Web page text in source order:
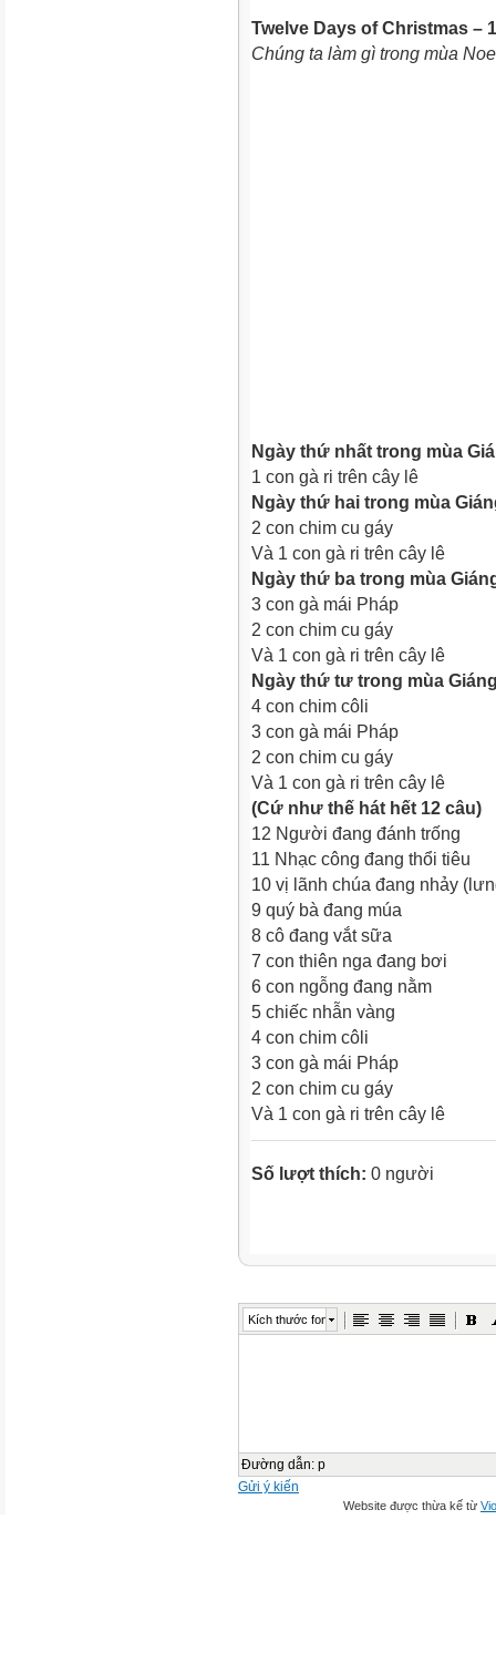
Twelve Days of Christmas –
Chúng ta làm gì trong mùa
Ngày thứ nhất trong mùa
1 con gà ri trên cây lê
Ngày thứ hai trong mùa
2 con chim cu gáy
Và 1 con gà ri trên cây lê
Ngày thứ ba trong mùa
3 con gà mái Pháp
2 con chim cu gáy
Và 1 con gà ri trên cây lê
Ngày thứ tư trong mùa
4 con chim côli
3 con gà mái Pháp
2 con chim cu gáy
Và 1 con gà ri trên cây lê
(Cứ như thế hát hết 12 câu)
12 Người đang đánh trống
11 Nhạc công đang thổi tiêu
10 vị lãnh chúa đang nhảy
9 quý bà đang múa
8 cô đang vắt sữa
7 con thiên nga đang bơi
6 con ngỗng đang nằm
5 chiếc nhẫn vàng
4 con chim côli
3 con gà mái Pháp
2 con chim cu gáy
Và 1 con gà ri trên cây lê
Số lượt thích: 0 người
Kích thước font
Đường dẫn: p
Gửi ý kiến
Website được thừa kế từ